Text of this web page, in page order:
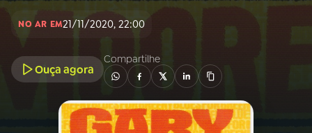
AO VIVO
01INÍCIO
A RÁDIO
NO AR EM21/11/2020, 22:00
Ouça agora
Compartilhe